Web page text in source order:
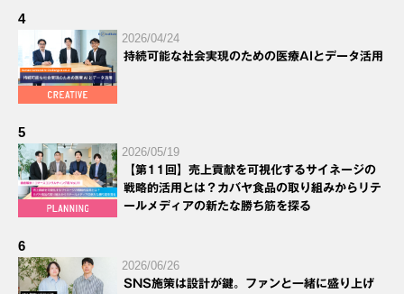
4
2026/04/24
持続可能な社会実現のための医療AIとデータ活用
5
2026/05/19
【第11回】売上貢献を可視化するサイネージの
戦略的活用とは？カバヤ食品の取り組みからリテ
ールメディアの新たな勝ち筋を探る
6
2026/06/26
SNS施策は設計が鍵。ファンと一緒に盛り上げ